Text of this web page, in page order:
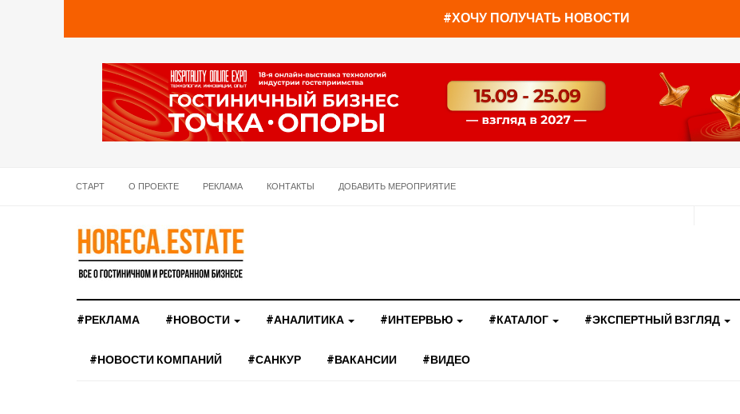
#ХОЧУ ПОЛУЧАТЬ НОВОСТИ
СТАРТ О ПРОЕКТЕ РЕКЛАМА КОНТАКТЫ ДОБАВИТЬ МЕРОПРИЯТИЕ
#РЕКЛАМА #НОВОСТИ #АНАЛИТИКА #ИНТЕРВЬЮ #КАТАЛОГ #ЭКСПЕРТНЫЙ ВЗГЛЯД
#НОВОСТИ КОМПАНИЙ #САНКУР #ВАКАНСИИ #ВИДЕО